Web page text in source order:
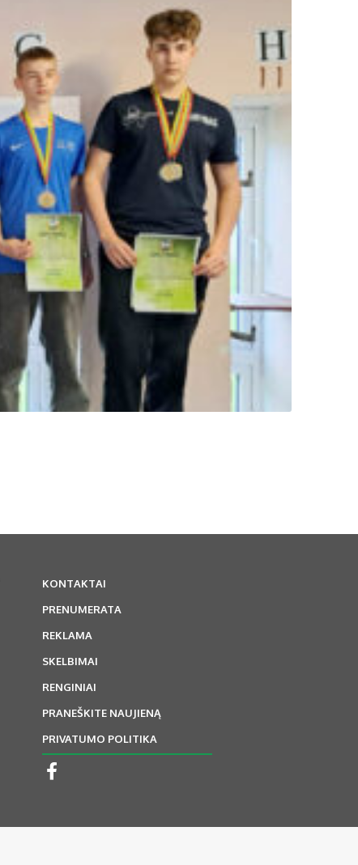
KONTAKTAI
PRENUMERATA
REKLAMA
SKELBIMAI
RENGINIAI
PRANEŠKITE NAUJIENĄ
PRIVATUMO POLITIKA